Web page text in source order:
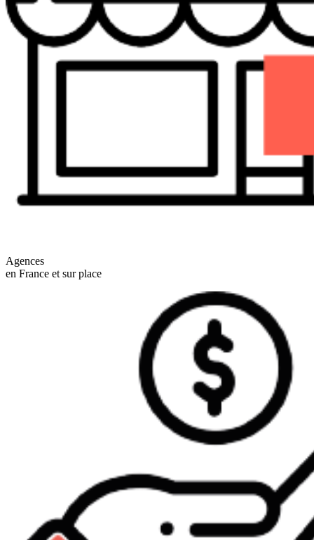
Agences
en France et sur place